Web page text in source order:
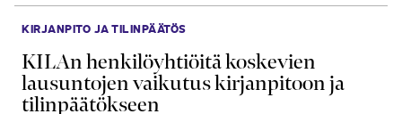
KIRJANPITO JA TILINPÄÄTÖS
KILAn henkilöyhtiöitä koskevien
lausuntojen vaikutus kirjanpitoon ja
tilinpäätökseen